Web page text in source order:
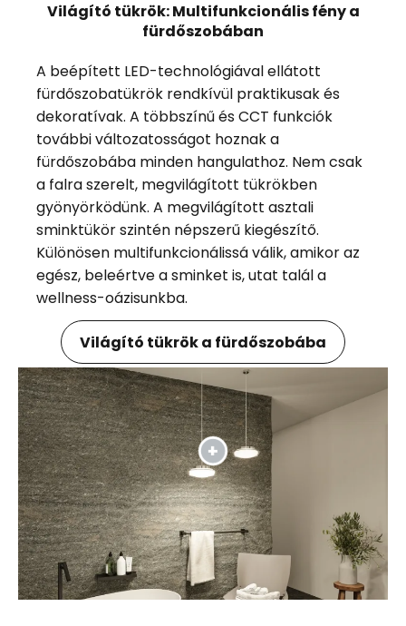
Világító tükrök: Multifunkcionális fény a
fürdőszobában
A beépített LED-technológiával ellátott
fürdőszobatükrök rendkívül praktikusak és
dekoratívak. A többszínű és CCT funkciók
további változatosságot hoznak a
fürdőszobába minden hangulathoz. Nem csak
a falra szerelt, megvilágított tükrökben
gyönyörködünk. A megvilágított asztali
sminktükör szintén népszerű kiegészítő.
Különösen multifunkcionálissá válik, amikor az
egész, beleértve a sminket is, utat talál a
wellness-oázisunkba.
Világító tükrök a fürdőszobába